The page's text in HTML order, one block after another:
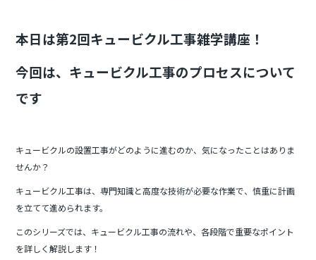
b
o
o
k
本日は第2回キュービクル工事雑学講座！
今回は、キュービクル工事のプロセスについて
です
キュービクルの設置工事がどのように進むのか、気になったことはありま
せんか？
キュービクル工事は、専門知識と高度な技術が必要な作業で、慎重に計画
を立てて進められます。
このシリーズでは、キュービクル工事の流れや、各段階で重要なポイント
を詳しく解説します！